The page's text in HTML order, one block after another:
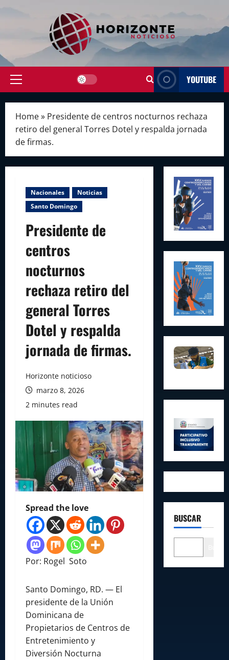
Primary
YOUTUBE
Home» Presidente de centros nocturnos rechaza
retiro del general Torres Dotel y respalda jornada
de firmas.
Nacionales
Noticias
Santo Domingo
Presidente de
centros
nocturnos
rechaza retiro del
general Torres
Dotel y respalda
jornada de firmas.
Horizonte noticioso
marzo 8, 2026
2 minutes read
Spread the love
Por: Rogel Soto
Santo Domingo, RD. — El
presidente de la Unión
Dominicana de
Propietarios de Centros de
Entretenimiento y
Diversión Nocturna
BUSCAR